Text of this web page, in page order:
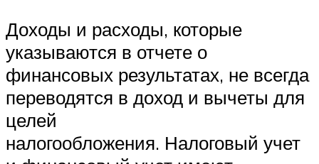
Доходы и расходы, которые
указываются в отчете о
финансовых результатах, не всегда
переводятся в доход и вычеты для
целей
налогообложения. Налоговый учет